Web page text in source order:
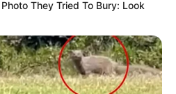
They Tried To Bury: Look